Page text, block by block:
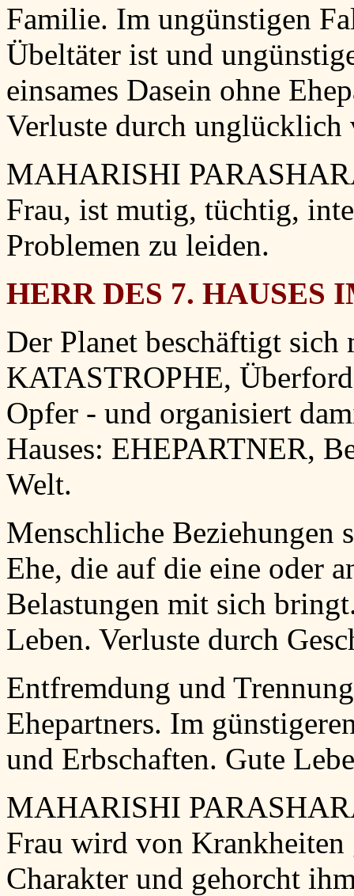
Familie. Im ungünstigen
Übeltäter ist und
einsames Dasein ohne
Verluste durch unglücklich
MAHARISHI
Frau, ist mutig, tüchtig,
Problemen zu leiden.
HERR DES 7. HAUSES
Der Planet beschäftigt sich
KATASTROPHE,
Opfer - und organisiert
Hauses: EHEPARTNER,
Welt.
Menschliche Beziehungen
Ehe, die auf die eine oder
Belastungen mit sich
Leben. Verluste durch
Entfremdung und
Ehepartners. Im
und Erbschaften. Gute
MAHARISHI
Frau wird von Krankheiten
Charakter und gehorcht